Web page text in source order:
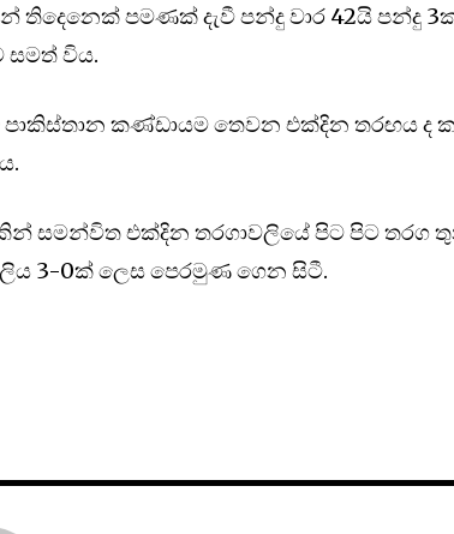
තිදෙනෙක් පමණක් දැවී පන්දු වාර 42යි පන්දු
සමත් විය.
කණ්ඩායම තෙවන එක්දින තරඟය ද
සමන්විත එක්දින තරගාවලියේ පිට පිට තරග
3-0ක් ලෙස පෙරමුණ ගෙන සිටී.